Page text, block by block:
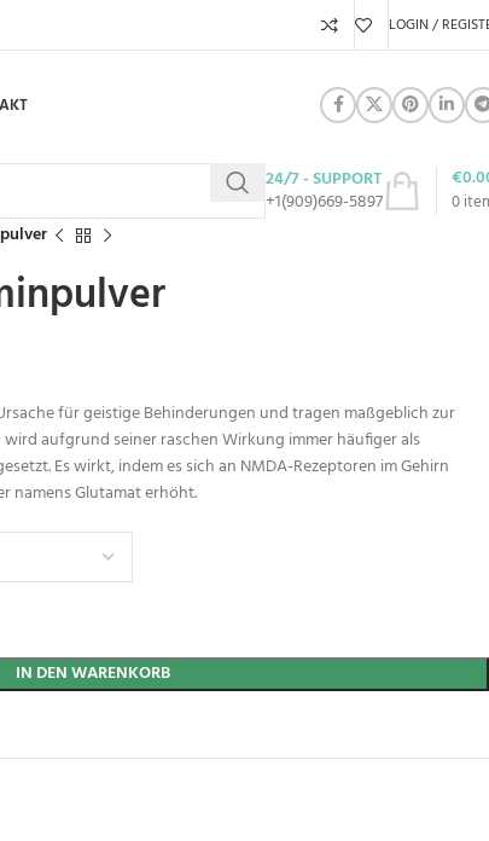
LOGIN /
24/7 - SUPPORT
+1(909)669-5897
0
€
für geistige Behinderungen und tragen maßgeblich zur
aufgrund seiner raschen Wirkung immer häufiger als
Es wirkt, indem es sich an NMDA-Rezeptoren im Gehirn
namens Glutamat erhöht.
IN DEN WARENKORB